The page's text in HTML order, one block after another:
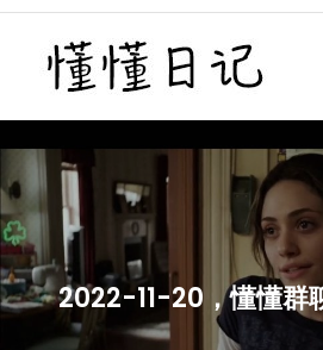
Skip
content
2022-11-20，懂懂群